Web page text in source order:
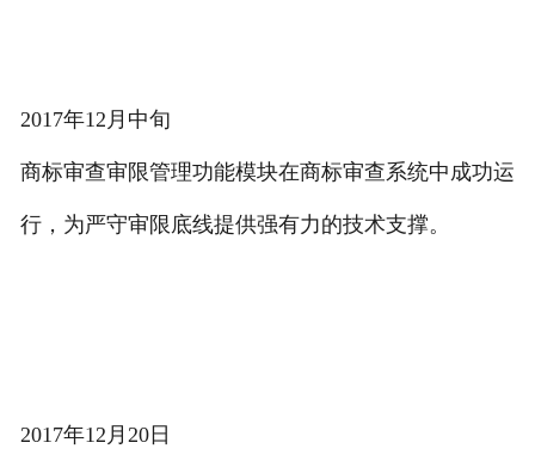
2017年12月中旬
商标审查审限管理功能模块在商标审查系统中成功运
行，为严守审限底线提供强有力的技术支撑。
2017年12月20日